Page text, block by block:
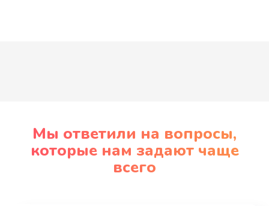
Мы ответили на вопросы,
которые нам задают чаще
всего